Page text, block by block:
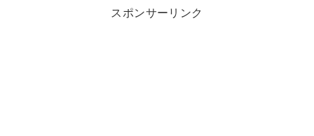
スポンサーリンク